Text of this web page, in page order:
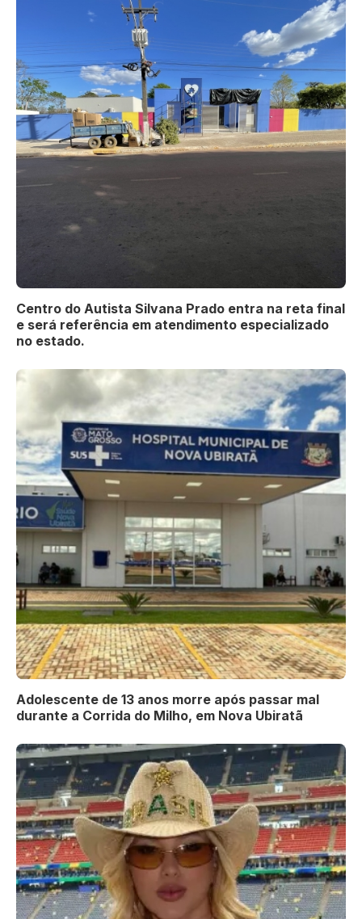
Centro do Autista Silvana Prado entra na reta final
e será referência em atendimento especializado
no estado.
Adolescente de 13 anos morre após passar mal
durante a Corrida do Milho, em Nova Ubiratã